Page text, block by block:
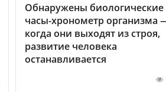
Обнаружены биологические
часы-хронометр организма
когда они выходят из строя,
развитие человека
останавливается